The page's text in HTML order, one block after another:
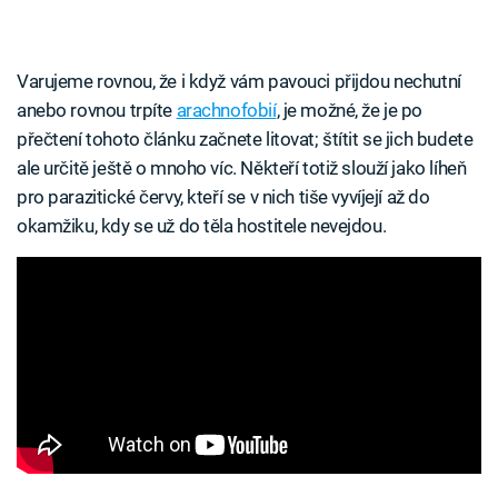
Varujeme rovnou, že i když vám pavouci přijdou nechutní
anebo rovnou trpíte arachnofobií, je možné, že je po
přečtení tohoto článku začnete litovat; štítit se jich budete
ale určitě ještě o mnoho víc. Někteří totiž slouží jako líheň
pro parazitické červy, kteří se v nich tiše vyvíjejí až do
okamžiku, kdy se už do těla hostitele nevejdou.